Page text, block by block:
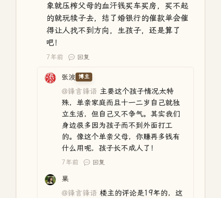
象就压榨父母的血汗钱买车买房，买不起
的就玩犊子去，结了婚银行的催款单会催
得让人找不到方向，生孩子，还是算了
吧！
7年前 回复
张波 博主
@锋言锋语 主要这个孩子情况太特
殊，单亲家庭而且十一二岁自己就独
立生活，但自己又不争气。其实我们
身边很多因为孩子而不到外面打工
的。像这个单亲父母，你赚再多钱有
什么用呢，孩子长不成人了！
7年前 回复
果
@锋言锋语 楼主的评论是19年的，这